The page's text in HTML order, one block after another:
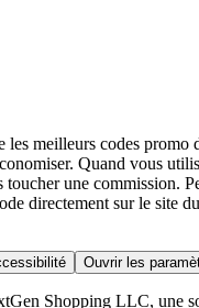
meilleurs codes promo
Quand vous
une commission.
directement sur le site
Ouvrir les
Shopping LLC, une